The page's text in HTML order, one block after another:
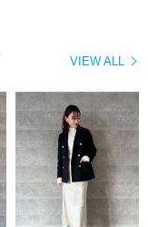
VIEW ALL